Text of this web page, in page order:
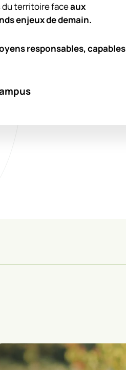
du territoire faceaux
enjeux de demain.
responsables, capables